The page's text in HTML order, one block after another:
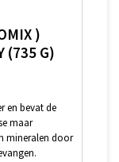
)
(735 G)
en bevat de
maar
mineralen door